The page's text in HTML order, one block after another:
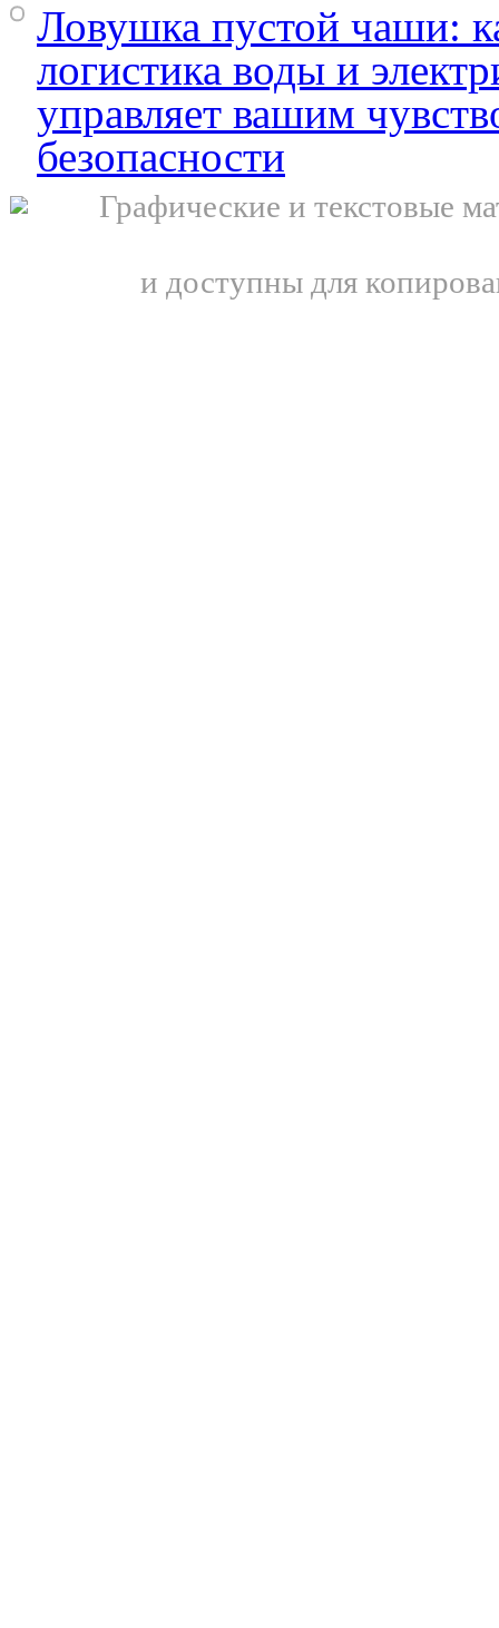
Ловушка пустой чаши:
логистика воды и
управляет вашим
безопасности
Графические и текстовые
и доступны для